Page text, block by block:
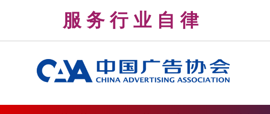
服 务 行 业 自 律